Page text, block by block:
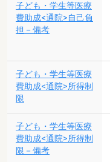
子ども・学生等医療
費助成<通院>自己負
担－備考
子ども・学生等医療
費助成<通院>所得制
限
子ども・学生等医療
費助成<通院>所得制
限－備考